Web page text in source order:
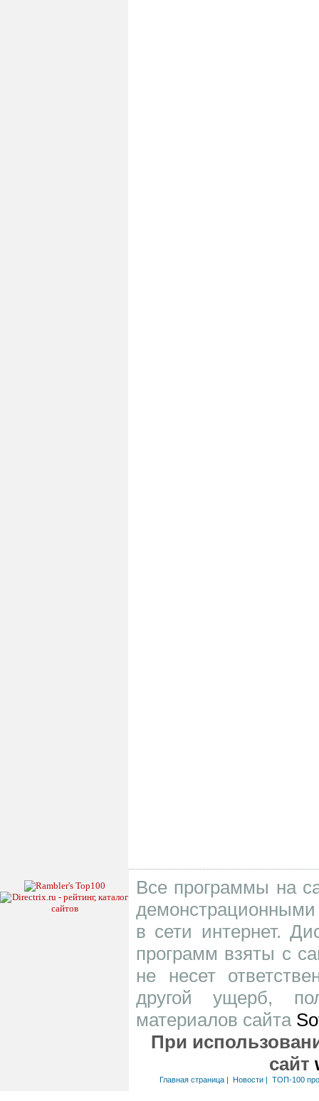
Все программы на
в сети интернет.
программ взяты с
не несет
другой ущерб,
материалов сайта
При
сайт
Главная страница| Новости| ТОП-100